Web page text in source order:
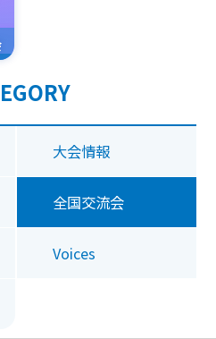
大会情報
全国交流会
Voices